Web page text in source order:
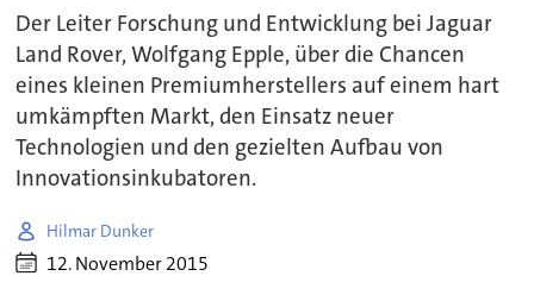
Der Leiter Forschung und Entwicklung bei Jaguar
Land Rover, Wolfgang Epple, über die Chancen
eines kleinen Premiumherstellers auf einem hart
umkämpften Markt, den Einsatz neuer
Technologien und den gezielten Aufbau von
Innovationsinkubatoren.
Hilmar Dunker
12. November 2015